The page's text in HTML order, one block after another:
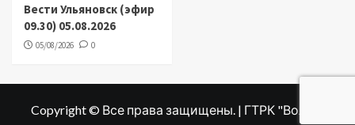
Вести Ульяновск (эфир
09.30) 05.08.2026
05/08/2026 0
Copyright © Все права защищены. | ГТРК "Волга"